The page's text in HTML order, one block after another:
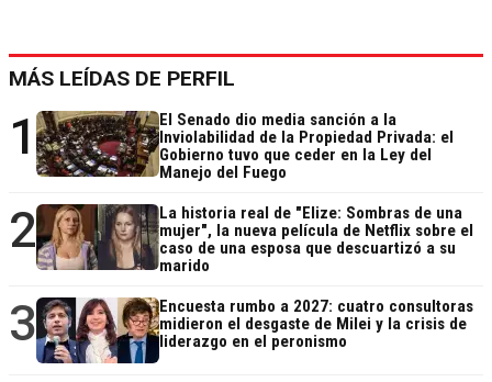
MÁS LEÍDAS DE PERFIL
1
El Senado dio media sanción a la
Inviolabilidad de la Propiedad Privada: el
Gobierno tuvo que ceder en la Ley del
Manejo del Fuego
2
La historia real de "Elize: Sombras de una
mujer", la nueva película de Netflix sobre el
caso de una esposa que descuartizó a su
marido
3
Encuesta rumbo a 2027: cuatro consultoras
midieron el desgaste de Milei y la crisis de
liderazgo en el peronismo